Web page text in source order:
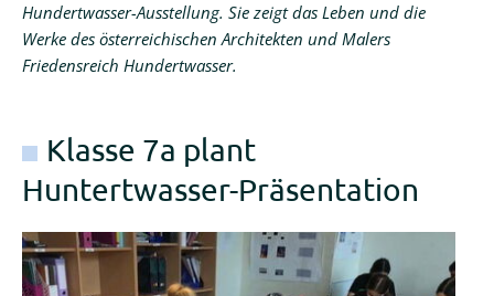
Hundertwasser-Ausstellung. Sie zeigt das Leben und die
Werke des österreichischen Architekten und Malers
Friedensreich Hundertwasser.
Klasse 7a plant
Huntertwasser-Präsentation